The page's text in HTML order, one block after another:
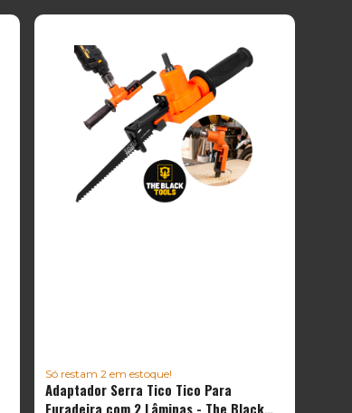
Adaptador Serra Tico Tico Para
Furadeira com 2 Lâminas - The Black
Só restam2 em estoque!